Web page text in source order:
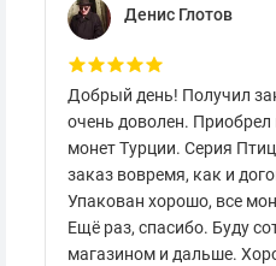
Денис Глотов
Добрый день! Получил
очень доволен. Приобрел
монет Турции. Серия
заказ вовремя, как и
Упакован хорошо, все
Ещё раз, спасибо. Буду
магазином и дальше.